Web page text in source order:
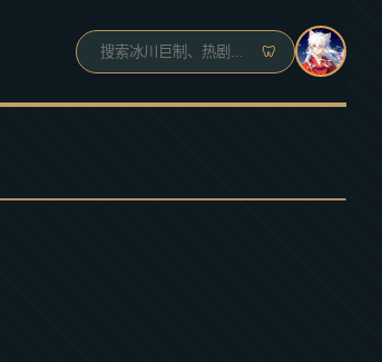
🦷